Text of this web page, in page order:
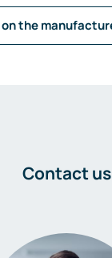
on the
Contact us